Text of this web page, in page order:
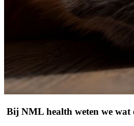
Bij NML health weten we wat